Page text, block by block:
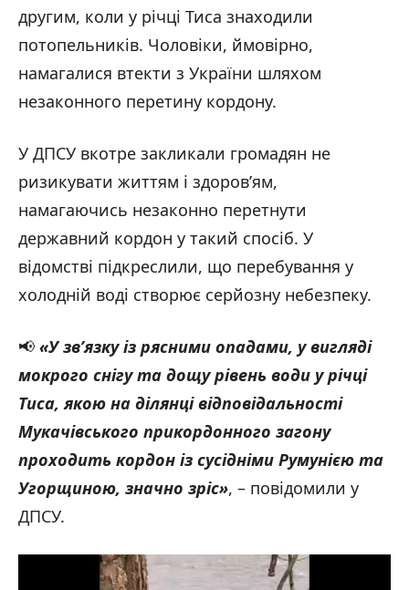
другим, коли у річці Тиса знаходили
потопельників. Чоловіки, ймовірно,
намагалися втекти з України шляхом
незаконного перетину кордону.
У ДПСУ вкотре закликали громадян не
ризикувати життям і здоров’ям,
намагаючись незаконно перетнути
державний кордон у такий спосіб. У
відомстві підкреслили, що перебування у
холодній воді створює серйозну небезпеку.
📢 «У зв’язку із рясними опадами, у вигляді
мокрого снігу та дощу рівень води у річці
Тиса, якою на ділянці відповідальності
Мукачівського прикордонного загону
проходить кордон із сусідніми Румунією та
Угорщиною, значно зріс», – повідомили у
ДПСУ.